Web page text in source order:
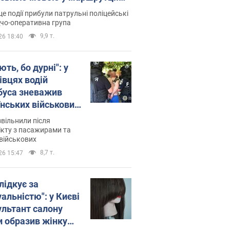
склала адмінпротокол.
події прибули патрульні поліцейські
оперативна група
18:40 9,9 т.
бо дурні": у
водій
зневажив
військових
Відео
після
з пасажирами та
15:47 8,7 т.
за
у Києві
салону
образив жінку